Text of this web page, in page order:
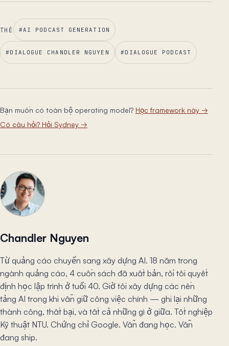
THẺ #AI PODCAST GENERATION
#DIALOGUE CHANDLER NGUYEN #DIALOGUE PODCAST
Bạn muốn có toàn bộ operating model? Học framework này →
Có câu hỏi? Hỏi Sydney →
Chandler Nguyen
Từ quảng cáo chuyển sang xây dựng AI. 18 năm trong
ngành quảng cáo, 4 cuốn sách đã xuất bản, rồi tôi quyết
định học lập trình ở tuổi 40. Giờ tôi xây dựng các nền
tảng AI trong khi vẫn giữ công việc chính — ghi lại những
thành công, thất bại, và tất cả những gì ở giữa. Tốt nghiệp
Kỹ thuật NTU. Chứng chỉ Google. Vẫn đang học. Vẫn
đang ship.